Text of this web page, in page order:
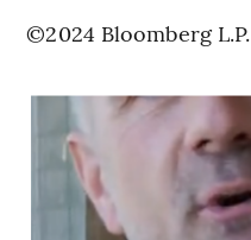
©2024 Bloomberg L.P.